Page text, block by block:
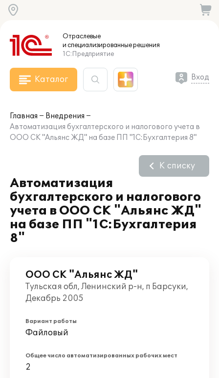
Отраслевые
и специализированныерешения
1С:Предприятие
Каталог Вход
Главная
Внедрения
Автоматизация бухгалтерского и налогового учета в
ООО СК "Альянс ЖД" на базе ПП "1С:Бухгалтерия 8"
Автоматизация
бухгалтерского и налогового
учета в ООО СК "Альянс ЖД"
на базе ПП "1С:Бухгалтерия
8"
К списку
ООО СК "Альянс ЖД"
Тульская обл, Ленинский р-н, п Барсуки,
Декабрь 2005
Вариант работы
Файловый
Общее число автоматизированных рабочих мест
2